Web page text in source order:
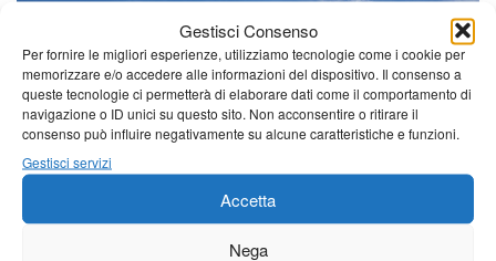
Gestisci Consenso
Per fornire le migliori esperienze, utilizziamo tecnologie come i cookie per
memorizzare e/o accedere alle informazioni del dispositivo. Il consenso a
queste tecnologie ci permetterà di elaborare dati come il comportamento di
navigazione o ID unici su questo sito. Non acconsentire o ritirare il
consenso può influire negativamente su alcune caratteristiche e funzioni.
Gestisci servizi
Accetta
Nega
Il tempo di questo fine
settimana. temperature ancora
ben al di sopra dei valori
Leggi tutto…
Domenica Lunedì Martedì